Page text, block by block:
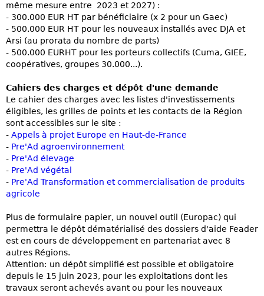
même mesure entre 2023 et 2027) :
- 300.000 EUR HT par bénéficiaire (x 2 pour un Gaec)
- 500.000 EUR HT pour les nouveaux installés avec DJA et
Arsi (au prorata du nombre de parts)
- 500.000 EURHT pour les porteurs collectifs (Cuma, GIEE,
coopératives, groupes 30.000...).
Cahiers des charges et dépôt d'une demande
Le cahier des charges avec les listes d'investissements
éligibles, les grilles de points et les contacts de la Région
sont accessibles sur le site :
- Appels à projet Europe en Haut-de-France
- Pre'Ad agroenvironnement
- Pre'Ad élevage
- Pre'Ad végétal
- Pre'Ad Transformation et commercialisation de produits
agricole
Plus de formulaire papier, un nouvel outil (Europac) qui
permettra le dépôt dématérialisé des dossiers d'aide Feader
est en cours de développement en partenariat avec 8
autres Régions.
Attention: un dépôt simplifié est possible et obligatoire
depuis le 15 juin 2023, pour les exploitations dont les
travaux seront achevés avant ou pour les nouveaux